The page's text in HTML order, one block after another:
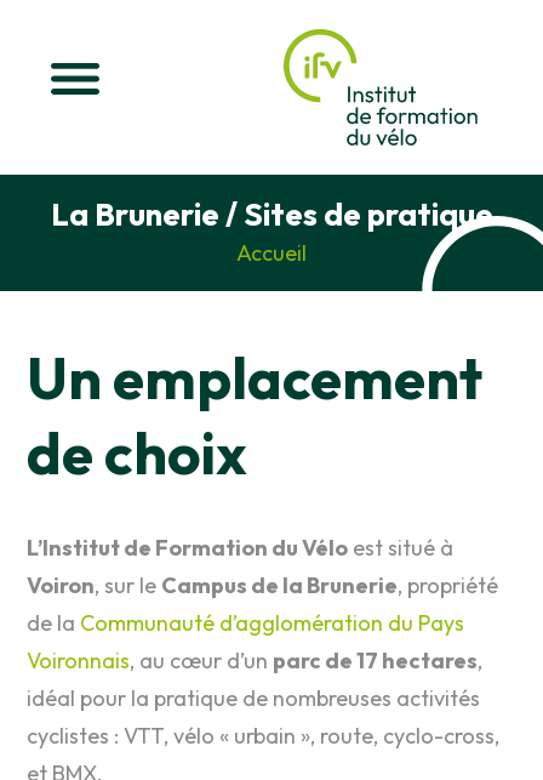
La Brunerie / Sites de pratique
Accueil
Un emplacement
de choix
L’Institut de Formation du Vélo est situé à
Voiron, sur le Campus de la Brunerie, propriété
de la Communauté d’agglomération du Pays
Voironnais, au cœur d’un parc de 17 hectares,
idéal pour la pratique de nombreuses activités
cyclistes : VTT, vélo « urbain », route, cyclo-cross,
et BMX.